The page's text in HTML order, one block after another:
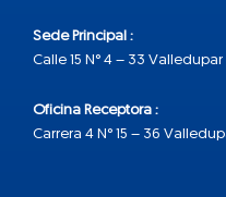
Sede Principal :
Calle 15 N° 4 – 33 Valledupar
Oficina Receptora :
Carrera 4 N° 15 – 36